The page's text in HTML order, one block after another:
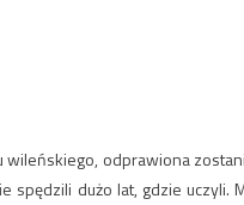
wileńskiego, odprawiona
spędzili dużo lat, gdzie uczyli.